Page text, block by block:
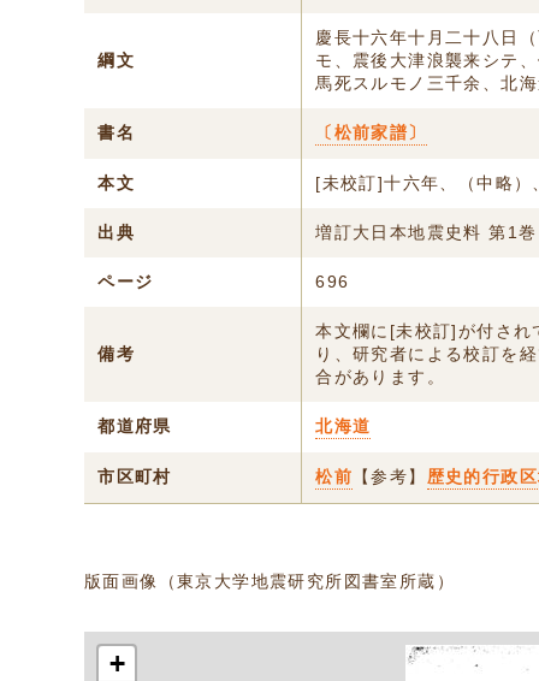
綱文
慶長十六年十月二十八日
モ、震後大津浪襲来シテ
馬死スルモノ三千余、北
書名 〔松前家譜〕
本文 [未校訂]十六年、（中略
出典 増訂大日本地震史料 第1巻
ページ 696
備考
本文欄に[未校訂]が付され
り、研究者による校訂を
合があります。
都道府県 北海道
市区町村 松前 【参考】 歴史的行政
版面画像（東京大学地震研究所図書室所蔵）
+